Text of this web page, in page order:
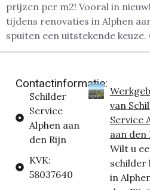
prijzen per m2! Vooral in
tijdens renovaties in Alphen
spuiten een uitstekende
Contactinformatie:
Schilder
Service
Alphen aan
den Rijn
KVK:
58037640
van
Service
aan den
Wilt u
schilder
in